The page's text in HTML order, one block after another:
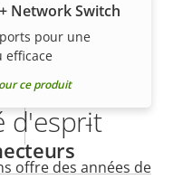
–
–
Network Switch
pour une
efficace
ce produit
pour plus
d'esprit
offre des années de